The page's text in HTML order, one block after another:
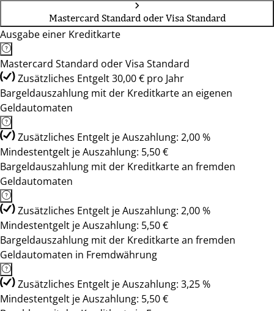
Mastercard Standard oder Visa Standard
Ausgabe einer Kreditkarte
Mastercard Standard oder Visa Standard
Zusätzliches Entgelt 30,00 € pro Jahr
Bargeldauszahlung mit der Kreditkarte an eigenen
Geldautomaten
Zusätzliches Entgelt je Auszahlung: 2,00 %
Mindestentgelt je Auszahlung: 5,50 €
Bargeldauszahlung mit der Kreditkarte an fremden
Geldautomaten
Zusätzliches Entgelt je Auszahlung: 2,00 %
Mindestentgelt je Auszahlung: 5,50 €
Bargeldauszahlung mit der Kreditkarte an fremden
Geldautomaten in Fremdwährung
Zusätzliches Entgelt je Auszahlung: 3,25 %
Mindestentgelt je Auszahlung: 5,50 €